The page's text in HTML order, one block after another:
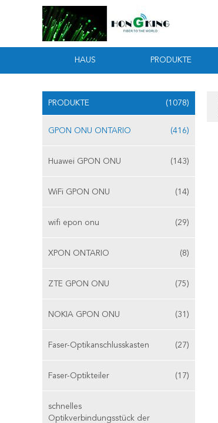
HAUS PRODUKTE
PRODUKTE (1078)
GPON ONU ONTARIO (416)
Huawei GPON ONU (143)
WiFi GPON ONU (14)
wifi epon onu (29)
XPON ONTARIO (8)
ZTE GPON ONU (75)
NOKIA GPON ONU (31)
Faser-Optikanschlusskasten (27)
Faser-Optikteiler (17)
schnelles
Optikverbindungsstück der